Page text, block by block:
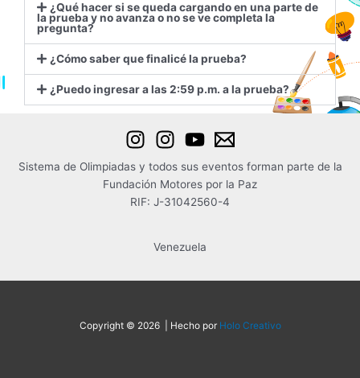
¿Qué hacer si se queda cargando en una parte de
la prueba y no avanza o no se ve completa la
pregunta?
¿Cómo saber que finalicé la prueba?
¿Puedo ingresar a las 2:59 p.m. a la prueba?
Sistema de Olimpiadas y todos sus eventos forman parte de la
Fundación Motores por la Paz
RIF: J-31042560-4
Venezuela
Copyright © 2026 | Hecho por Holo Creativo